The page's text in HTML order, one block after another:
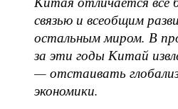
связью и всеобщим
остальным миром. В
за эти годы Китай
— отстаивать
экономики.